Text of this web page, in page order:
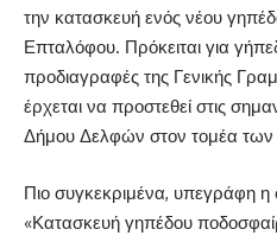
την κατασκευή ενός νέου
Επταλόφου. Πρόκειται για
προδιαγραφές της Γενικής
έρχεται να προστεθεί στις
Δήμου Δελφών στον τομέα
Πιο συγκεκριμένα, υπεγράφη η
«Κατασκευή γηπέδου